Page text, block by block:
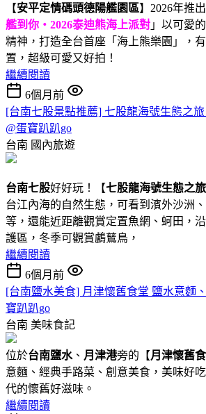
【安平定情碼頭德陽艦園區】2026年推
艦到你・2026泰迪熊海上派對 」以可愛
精神，打造全台首座「海上熊樂園」，
置，超級可愛又好拍！
繼續閱讀
6個月前
[台南七股景點推薦] 七股龍海號生態之
@蛋寶趴趴go
台南 國內旅遊
台南七股好好玩！【七股龍海號生態之旅
台江內海的自然生態，可看到濱外沙洲
等，還能近距離觀賞定置魚網、蚵田，
護區，冬季可觀賞鸕鶿鳥，
繼續閱讀
6個月前
[台南鹽水美食] 月津懷舊食堂 鹽水意麵
寶趴趴go
台南 美味食記
位於台南鹽水、 月津港旁的【月津懷舊
意麵、經典手路菜、創意美食，美味好
代的懷舊好滋味。
繼續閱讀